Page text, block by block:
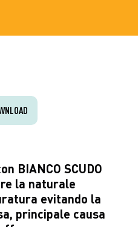
BIANCO SCUDO
la naturale
evitando la
principale causa